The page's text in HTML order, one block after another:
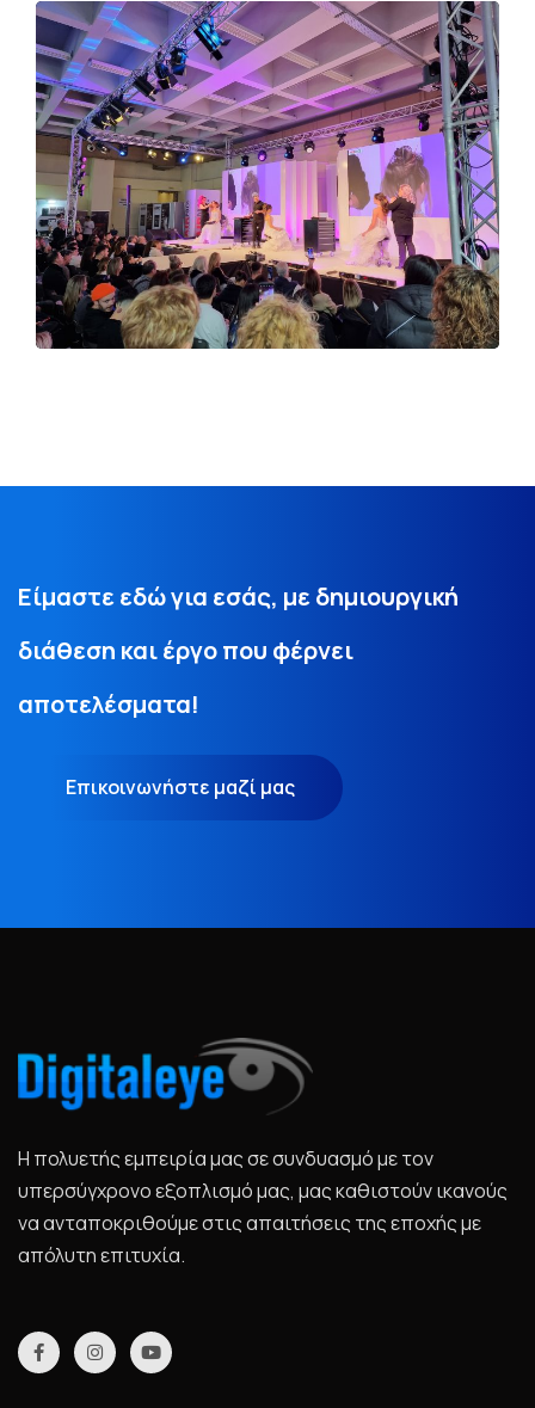
Είμαστε εδώ για εσάς, με δημιουργική
διάθεση και έργο που φέρνει
αποτελέσματα!
Επικοινωνήστε μαζί μας
Η πολυετής εμπειρία μας σε συνδυασμό με τον
υπερσύγχρονο εξοπλισμό μας, μας καθιστούν ικανούς
να ανταποκριθούμε στις απαιτήσεις της εποχής με
απόλυτη επιτυχία.